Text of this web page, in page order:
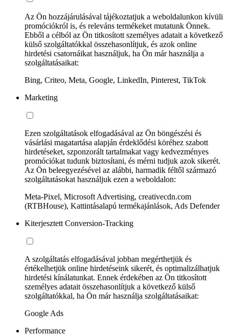
Az Ön hozzájárulásával tájékoztatjuk a weboldalunkon kívüli
promóciókról is, és releváns termékeket mutatunk Önnek.
Ebből a célból az Ön titkosított személyes adatait a következő
külső szolgáltatókkal összehasonlítjuk, és azok online
hirdetési csatornáikat használjuk, ha Ön már használja a
szolgáltatásaikat:
Bing, Criteo, Meta, Google, LinkedIn, Pinterest, TikTok
Marketing
Ezen szolgáltatások elfogadásával az Ön böngészési és
vásárlási magatartása alapján érdeklődési köréhez szabott
hirdetéseket, szponzorált tartalmakat vagy kedvezményes
promóciókat tudunk biztosítani, és mérni tudjuk azok sikerét.
Az Ön beleegyezésével az alábbi, harmadik féltől származó
szolgáltatásokat használjuk ezen a weboldalon:
Meta-Pixel, Microsoft Advertising, creativecdn.com
(RTBHouse), Kattintásalapú termékajánlások, Ads Defender
Kiterjesztett Conversion-Tracking
A szolgáltatás elfogadásával jobban megérthetjük és
értékelhetjük online hirdetéseink sikerét, és optimalizálhatjuk
hirdetési kínálatunkat. Ennek érdekében az Ön titkosított
személyes adatait összehasonlítjuk a következő külső
szolgáltatókkal, ha Ön már használja szolgáltatásaikat:
Google Ads
Performance